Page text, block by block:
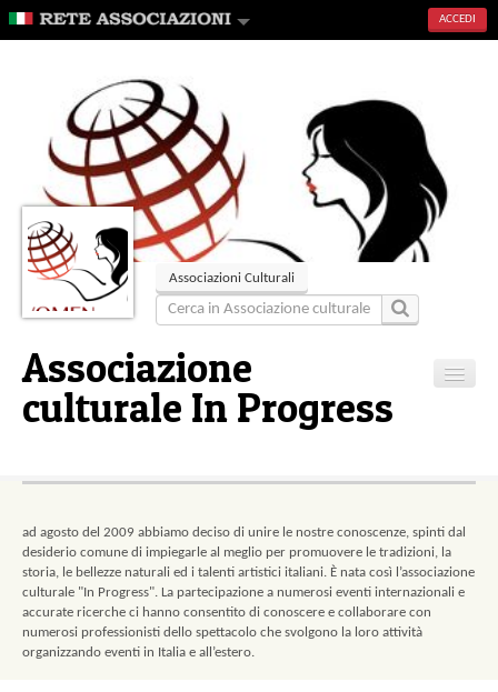
ACCEDI
Associazioni Culturali
Associazione
culturale In Progress
Articoli
Contatti
ad agosto del 2009 abbiamo deciso di unire le nostre conoscenze, spinti dal
desiderio comune di impiegarle al meglio per promuovere le tradizioni, la
storia, le bellezze naturali ed i talenti artistici italiani. È nata così l’associazione
culturale "In Progress". La partecipazione a numerosi eventi internazionali e
accurate ricerche ci hanno consentito di conoscere e collaborare con
numerosi professionisti dello spettacolo che svolgono la loro attività
organizzando eventi in Italia e all’estero.